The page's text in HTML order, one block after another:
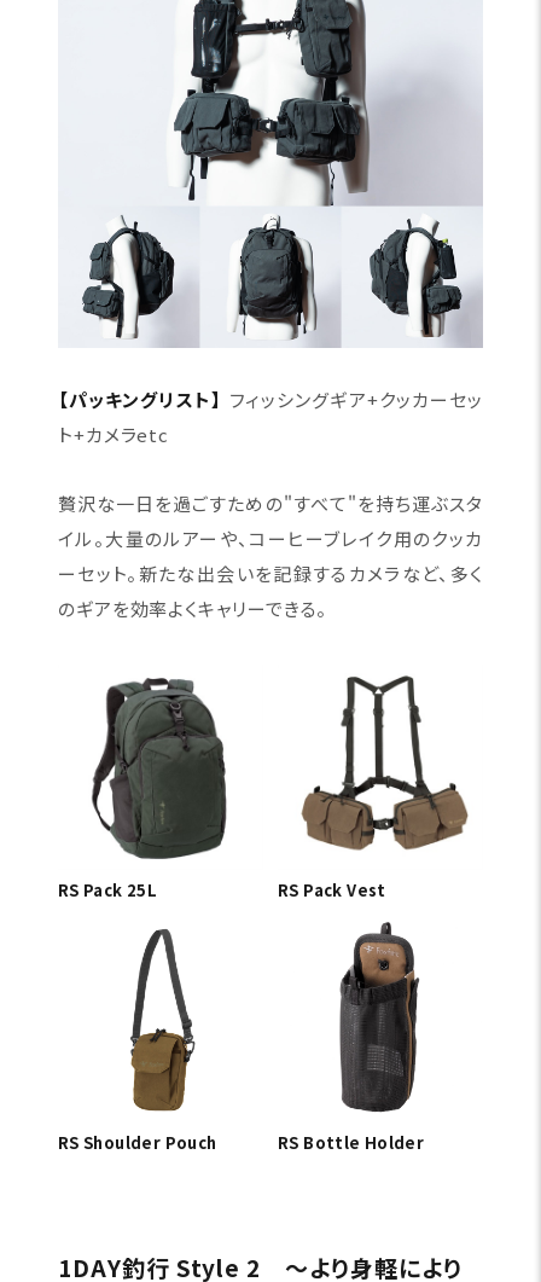
【パッキングリスト】 フィッシングギア+クッカーセッ
ト+カメラetc
贅沢な一日を過ごすための"すべて"を持ち運ぶスタ
イル。大量のルアーや、コーヒーブレイク用のクッカ
ーセット。新たな出会いを記録するカメラなど、多く
のギアを効率よくキャリーできる。
RS Pack 25L RS Pack Vest
RS Shoulder Pouch RS Bottle Holder
1DAY釣行 Style 2 〜より身軽により